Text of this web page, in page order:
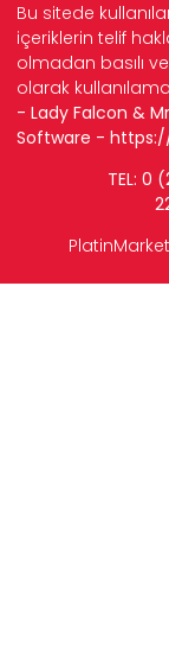
Bu sitede
içeriklerin telif
olmadan basılı
olarak
- Lady Falcon &
Software -
TEL: 0
PlatinMarket